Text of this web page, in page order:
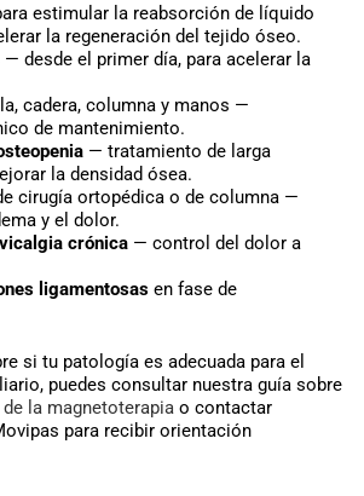
estimular la reabsorción de líquido
la regeneración del tejido óseo.
— desde el primer día, para acelerar la
cadera, columna y manos —
de mantenimiento.
— tratamiento de larga
la densidad ósea.
cirugía ortopédica o de columna —
y el dolor.
crónica— control del dolor a
ligamentosasen fase de
si tu patología es adecuada para el
puedes consultar nuestra guía sobre
la magnetoterapiao contactar
para recibir orientación